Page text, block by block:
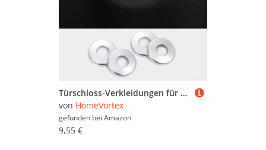
Türschloss-Verkleidungen für Mercedes Benz C E für GLC-Klasse W205, 4-teiliges Aluminium-Set, Schutz
von HomeVortex
gefunden bei Amazon
9,55 €